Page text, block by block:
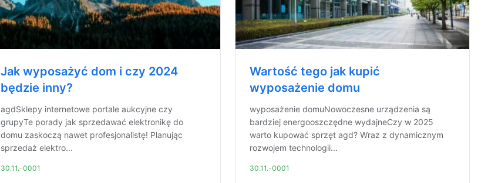
Jak wyposażyć dom i czy 2024
będzie inny?
agdSklepy internetowe portale aukcyjne czy
grupyTe porady jak sprzedawać elektronikę do
domu zaskoczą nawet profesjonalistę! Planując
sprzedaż elektro...
30.11.-0001
Wartość tego jak kupić
wyposażenie domu
wyposażenie domuNowoczesne urządzenia są
bardziej energooszczędne wydajneCzy w 2025
warto kupować sprzęt agd? Wraz z dynamicznym
rozwojem technologii...
30.11.-0001